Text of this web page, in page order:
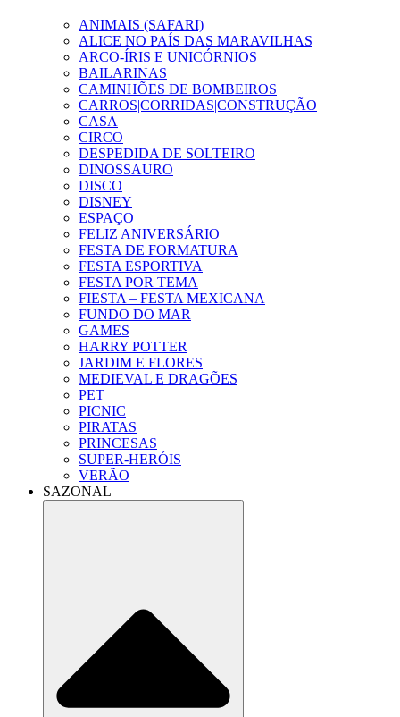
ANIMAIS (SAFARI)
ALICE NO PAÍS DAS MARAVILHAS
ARCO-ÍRIS E UNICÓRNIOS
BAILARINAS
CAMINHÕES DE BOMBEIROS
CARROS|CORRIDAS|CONSTRUÇÃO
CASA
CIRCO
DESPEDIDA DE SOLTEIRO
DINOSSAURO
DISCO
DISNEY
ESPAÇO
FELIZ ANIVERSÁRIO
FESTA DE FORMATURA
FESTA ESPORTIVA
FESTA POR TEMA
FIESTA – FESTA MEXICANA
FUNDO DO MAR
GAMES
HARRY POTTER
JARDIM E FLORES
MEDIEVAL E DRAGÕES
PET
PICNIC
PIRATAS
PRINCESAS
SUPER-HERÓIS
VERÃO
SAZONAL